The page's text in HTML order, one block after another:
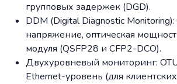
групповых задержек (DGD).
DDM (Digital Diagnostic Monitoring):
напряжение, оптическая
модуля (QSFP28 и CFP2-DCO).
Двухуровневый мониторинг:
Ethernet-уровень (для